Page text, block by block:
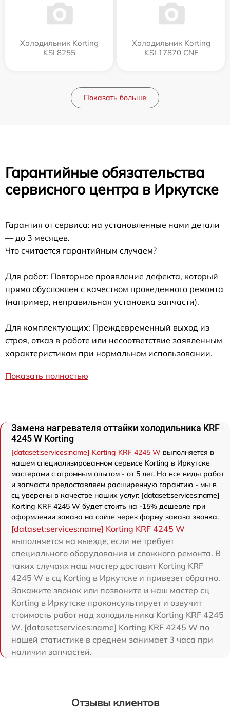
Холодильник Korting
KSI 8255
Холодильник Korting
KSI 17870 CNF
Показать больше
Гарантийные обязательства
сервисного центра в Иркутске
Гарантия от сервиса: на установленные нами детали
— до 3 месяцев.
Что считается гарантийным случаем?
Для работ: Повторное проявление дефекта, который
прямо обусловлен с качеством проведенного ремонта
(например, неправильная установка запчасти).
Для комплектующих: Преждевременный выход из
строя, отказ в работе или несоответствие заявленным
характеристикам при нормальном использовании.
Показать полностью
Замена нагревателя оттайки холодильника KRF
4245 W Korting
[dataset:services:name] Korting KRF 4245 W выполняется в
нашем специализированном сервисе Korting в Иркутске
мастерами с огромным опытом - от 5 лет. На все виды работ
и запчасти предоставляем расширенную гарантию - мы в
сц уверены в качестве наших услуг. [dataset:services:name]
Korting KRF 4245 W будет стоить на -15% дешевле при
оформлении заказа на сайте через форму заказа звонка.
[dataset:services:name] Korting KRF 4245 W
выполняется на выезде, если не требует
специального оборудования и сложного ремонта. В
таких случаях наш мастер доставит Korting KRF
4245 W в сц Korting в Иркутске и привезет обратно.
Закажите звонок или позвоните и наш мастер сц
Korting в Иркутске проконсультирует и озвучит
стоимость работ над холодильника Korting KRF 4245
W. [dataset:services:name] Korting KRF 4245 W по
нашей статистике в среднем занимает 3 часа при
наличии запчастей.
Отзывы клиентов